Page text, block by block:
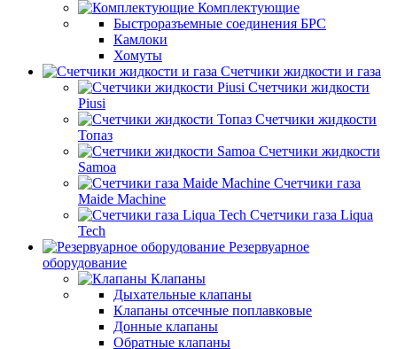
Комплектующие
Быстроразъемные соединения БРС
Камлоки
Хомуты
Счетчики жидкости и газа
Счетчики жидкости
Piusi
Счетчики жидкости
Топаз
Счетчики жидкости
Samoa
Счетчики газа
Maide Machine
Счетчики газа Liqua
Tech
Резервуарное
оборудование
Клапаны
Дыхательные клапаны
Клапаны отсечные поплавковые
Донные клапаны
Обратные клапаны